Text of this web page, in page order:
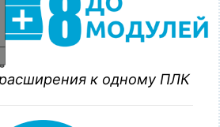
к одному ПЛК